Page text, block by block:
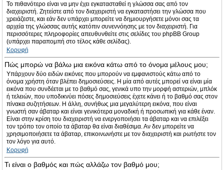
Το πιθανότερο είναι να μην έχει εγκατασταθεί η γλώσσα σας από τον
διαχειριστή. Ζητείστε από τον διαχειριστή να εγκαταστήσει την γλώσσα που
χρειάζεστε, και εάν δεν υπάρχει μπορείτε να δημιουργήσετε μόνοι σας τα
αρχεία της γλώσσας αυτής κατόπιν συνεννόησης με τον διαχειριστή. Για
περισσότερες πληροφορίες απευθυνθείτε στις σελίδες του phpBB Group
(υπάρχει παραπομπή στο τέλος κάθε σελίδας).
Κορυφή
Πώς μπορώ να βάλω μια εικόνα κάτω από το όνομα μέλους μου;
Υπάρχουν δύο ειδών εικόνες που μπορούν να εμφανιστούς κάτω από το
όνομα χρήστη όταν βλέπει δημοσιεύσεις. Η μία από αυτές μπορεί να είναι μία
εικόνα που συνδέεται με το βαθμό σας, γενικά υπο την μορφή αστεριών, μπλόκ
ή τελειών, που υποδικνύει πόσες δημοσιεύσεις έχετε κάνει ή το βαθμό σας στον
πίνακα συζητήσεων. Η άλλη, συνήθως μια μεγαλύτερη εικόνα, που είναι
γνωστή σαν άβαταρ και είναι γενικότερα μοναδική ή προσωπική για κάθε έναν.
Είναι στην κρίση του διαχειριστή να ενεργοποιήσει τα άβαταρ και να επιλέξει
τον τρόπο τον οποίο τα άβαταρ θα είναι διαθέσιμα. Αν δεν μπορείτε να
χρησιμοποιήσετε τα άβαταρ, επικοινωνήστε με τον διαχειριστή και ρωτήστε τον
τον λόγο για αυτό.
Κορυφή
Τι είναι ο βαθμός και πώς αλλάζω τον βαθμό μου;